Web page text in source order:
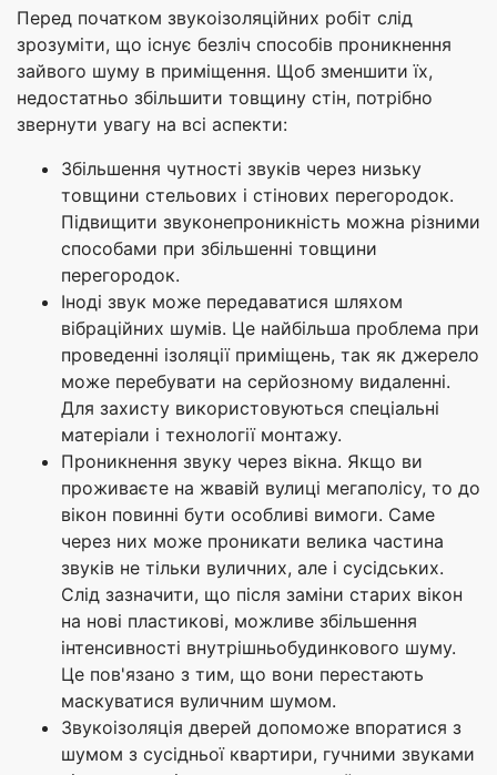
Перед початком звукоізоляційних робіт слід
зрозуміти, що існує безліч способів проникнення
зайвого шуму в приміщення. Щоб зменшити їх,
недостатньо збільшити товщину стін, потрібно
звернути увагу на всі аспекти:
Збільшення чутності звуків через низьку
товщини стельових і стінових перегородок.
Підвищити звуконепроникність можна різними
способами при збільшенні товщини
перегородок.
Іноді звук може передаватися шляхом
вібраційних шумів. Це найбільша проблема при
проведенні ізоляції приміщень, так як джерело
може перебувати на серйозному видаленні.
Для захисту використовуються спеціальні
матеріали і технології монтажу.
Проникнення звуку через вікна. Якщо ви
проживаєте на жвавій вулиці мегаполісу, то до
вікон повинні бути особливі вимоги. Саме
через них може проникати велика частина
звуків не тільки вуличних, але і сусідських.
Слід зазначити, що після заміни старих вікон
на нові пластикові, можливе збільшення
інтенсивності внутрішньобудинкового шуму.
Це пов'язано з тим, що вони перестають
маскуватися вуличним шумом.
Звукоізоляція дверей допоможе впоратися з
шумом з сусідньої квартири, гучними звуками